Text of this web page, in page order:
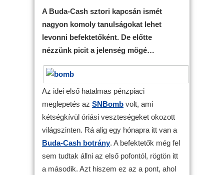
A Buda-Cash sztori kapcsán ismét
nagyon komoly tanulságokat lehet
levonni befektetőként. De előtte
nézzünk picit a jelenség mögé…
Az idei első hatalmas pénzpiaci
meglepetés az SNBomb volt, ami
kétségkívül óriási veszteségeket okozott
világszinten. Rá alig egy hónapra itt van a
Buda-Cash botrány. A befektetők még fel
sem tudtak állni az első pofontól, rögtön itt
a második. Azt hiszem ez az a pont, ahol